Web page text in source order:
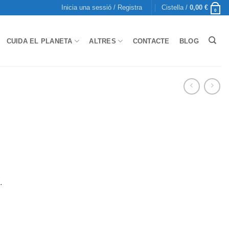
Inicia una sessió / Registra Cistella / 0,00 € 0
CUIDA EL PLANETA ALTRES CONTACTE BLOG